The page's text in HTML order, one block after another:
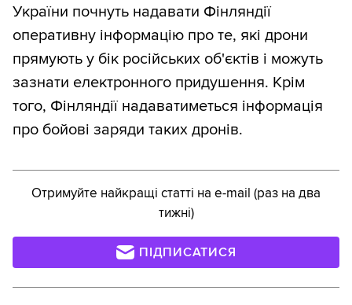
України почнуть надавати Фінляндії
оперативну інформацію про те, які дрони
прямують у бік російських об'єктів і можуть
зазнати електронного придушення. Крім
того, Фінляндії надаватиметься інформація
про бойові заряди таких дронів.
Отримуйте найкращі статті на e-mail (раз на два
тижні)
ПІДПИСАТИСЯ